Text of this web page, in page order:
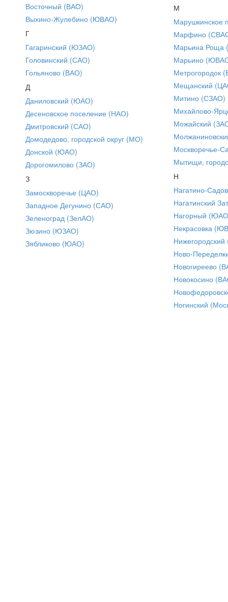
Восточный (ВАО)
Выхино-Жулебино (ЮВАО)
Г
Гагаринский (ЮЗАО)
Головинский (САО)
Гольяново (ВАО)
Д
Даниловский (ЮАО)
Десеновское поселение (НАО)
Дмитровский (САО)
Домодедово, городской округ (МО)
Донской (ЮАО)
Дорогомилово (ЗАО)
З
Замоскворечье (ЦАО)
Западное Дегунино (САО)
Зеленоград (ЗелАО)
Зюзино (ЮЗАО)
Зябликово (ЮАО)
М
Марушкинское
Марфино
Марьина Роща
Марьино
Метрогородок
Мещанский
Митино (СЗАО)
Михайлово-
Можайский
Москворечье-
Мытищи,
Н
Нагатино-
Нагатинский
Нагорный
Некрасовка
Ново-
Новогиреево
Новокосино
Ногинский